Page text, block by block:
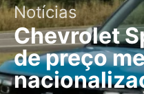
Notícias
Chevrolet
de preço